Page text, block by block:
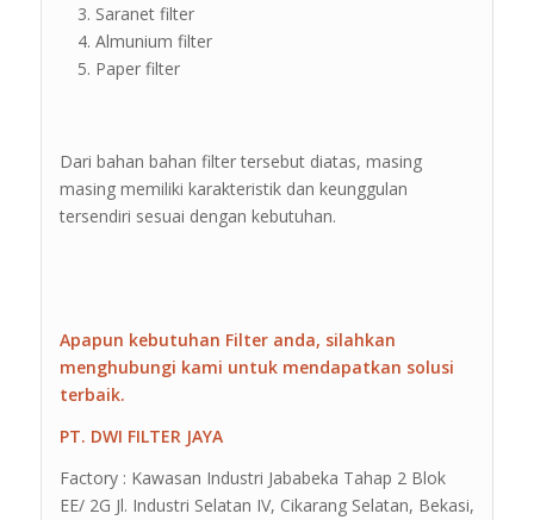
Saranet filter
Almunium filter
Paper filter
Dari bahan bahan filter tersebut diatas, masing
masing memiliki karakteristik dan keunggulan
tersendiri sesuai dengan kebutuhan.
Apapun kebutuhan Filter anda, silahkan
menghubungi kami untuk mendapatkan solusi
terbaik.
PT. DWI FILTER JAYA
Factory : Kawasan Industri Jababeka Tahap 2 Blok
EE/ 2G Jl. Industri Selatan IV, Cikarang Selatan, Bekasi,